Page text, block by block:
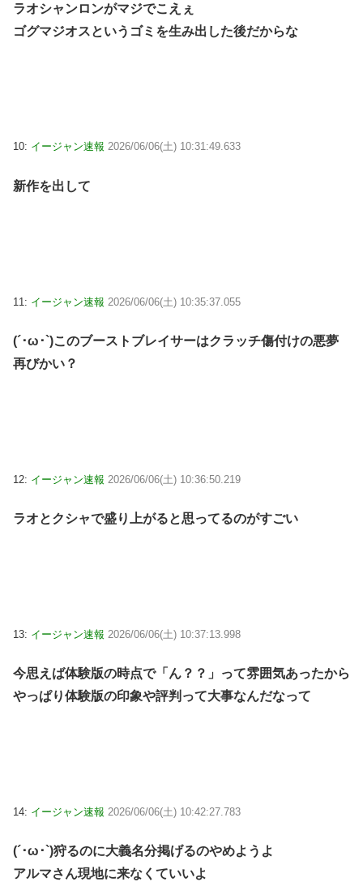
ラオシャンロンがマジでこえぇ
ゴグマジオスというゴミを生み出した後だからな
10: イージャン速報 2026/06/06(土) 10:31:49.633
新作を出して
11: イージャン速報 2026/06/06(土) 10:35:37.055
(´･ω･`)このブーストブレイサーはクラッチ傷付けの悪夢
再びかい？
12: イージャン速報 2026/06/06(土) 10:36:50.219
ラオとクシャで盛り上がると思ってるのがすごい
13: イージャン速報 2026/06/06(土) 10:37:13.998
今思えば体験版の時点で「ん？？」って雰囲気あったから
やっぱり体験版の印象や評判って大事なんだなって
14: イージャン速報 2026/06/06(土) 10:42:27.783
(´･ω･`)狩るのに大義名分掲げるのやめようよ
アルマさん現地に来なくていいよ